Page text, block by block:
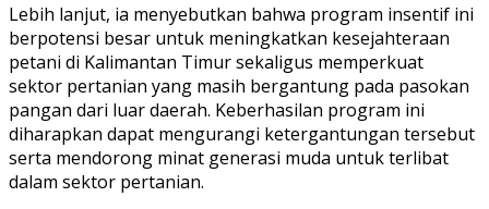
Lebih lanjut, ia menyebutkan bahwa program insentif ini
berpotensi besar untuk meningkatkan kesejahteraan
petani di Kalimantan Timur sekaligus memperkuat
sektor pertanian yang masih bergantung pada pasokan
pangan dari luar daerah. Keberhasilan program ini
diharapkan dapat mengurangi ketergantungan tersebut
serta mendorong minat generasi muda untuk terlibat
dalam sektor pertanian.